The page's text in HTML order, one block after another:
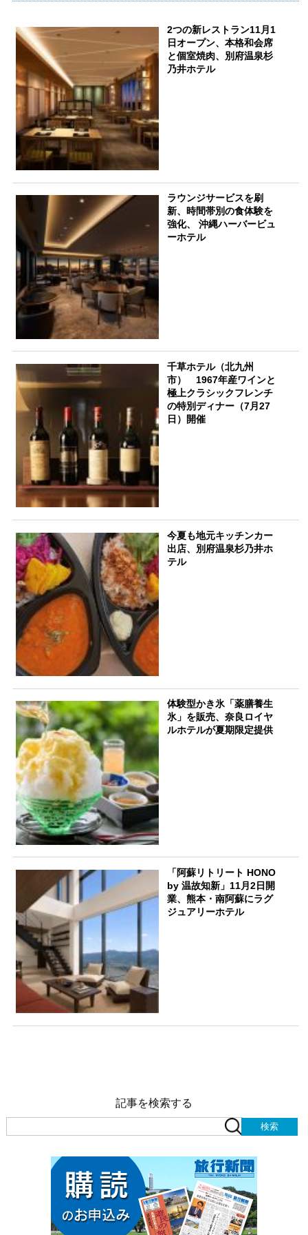
2つの新レストラン11月1
日オープン、本格和会席
と個室焼肉、別府温泉杉
乃井ホテル
ラウンジサービスを刷
新、時間帯別の食体験を
強化、 沖縄ハーバービュ
ーホテル
千草ホテル（北九州
市） 1967年産ワインと
極上クラシックフレンチ
の特別ディナー（7月27
日）開催
今夏も地元キッチンカー
出店、別府温泉杉乃井ホ
テル
体験型かき氷「薬膳養生
氷」を販売、奈良ロイヤ
ルホテルが夏期限定提供
「阿蘇リトリート HONO
by 温故知新」11月2日開
業、熊本・南阿蘇にラグ
ジュアリーホテル
記事を検索する